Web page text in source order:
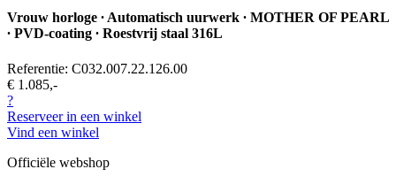
Vrouw horloge ∙ Automatisch uurwerk ∙ MOTHER OF PEARL
∙ PVD-coating ∙ Roestvrij staal 316L
Referentie: C032.007.22.126.00
€ 1.085,-
?
Reserveer in een winkel
Vind een winkel
Officiële webshop